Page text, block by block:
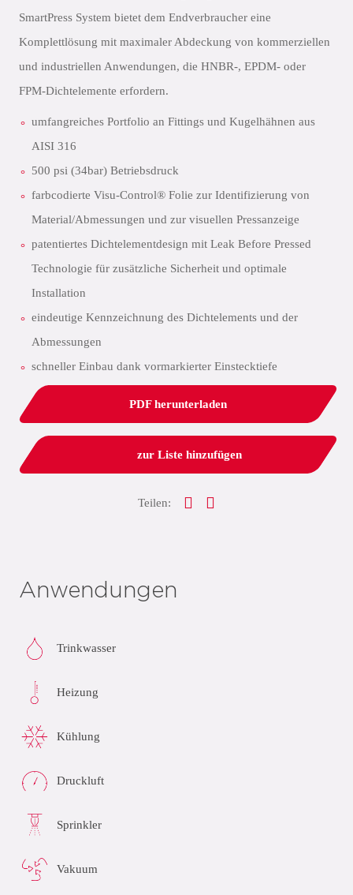
SmartPress System bietet dem Endverbraucher eine
Komplettlösung mit maximaler Abdeckung von kommerziellen
und industriellen Anwendungen, die HNBR-, EPDM- oder
FPM-Dichtelemente erfordern.
umfangreiches Portfolio an Fittings und Kugelhähnen aus
AISI 316
500 psi (34bar) Betriebsdruck
farbcodierte Visu-Control® Folie zur Identifizierung von
Material/Abmessungen und zur visuellen Pressanzeige
patentiertes Dichtelementdesign mit Leak Before Pressed
Technologie für zusätzliche Sicherheit und optimale
Installation
eindeutige Kennzeichnung des Dichtelements und der
Abmessungen
schneller Einbau dank vormarkierter Einstecktiefe
PDF herunterladen
zur Liste hinzufügen
Teilen:
Anwendungen
Trinkwasser
Heizung
Kühlung
Druckluft
Sprinkler
Vakuum